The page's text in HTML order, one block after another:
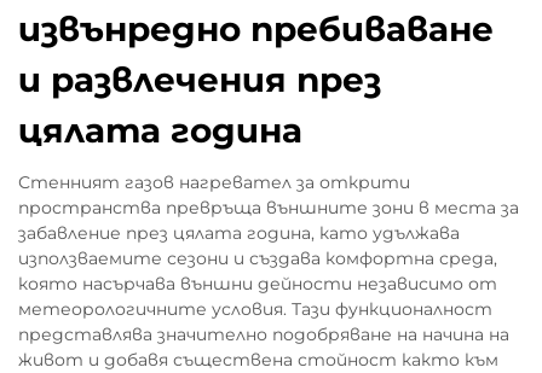
извънредно пребиваване
и развлечения през
цялата година
Стенният газов нагревател за открити
пространства превръща външните зони в места за
забавление през цялата година, като удължава
използваемите сезони и създава комфортна среда,
която насърчава външни дейности независимо от
метеорологичните условия. Тази функционалност
представлява значително подобряване на начина на
живот и добавя съществена стойност както към